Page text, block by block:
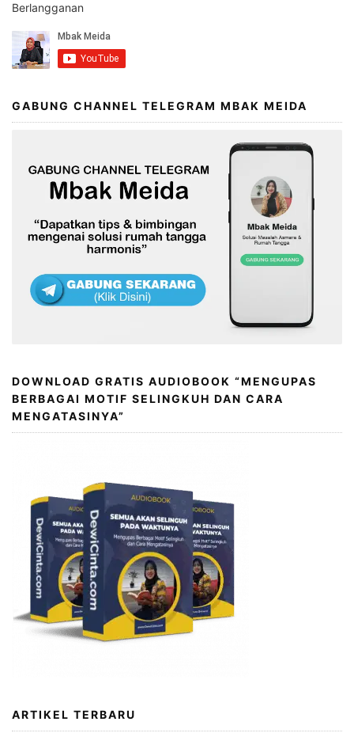
Berlangganan
GABUNG CHANNEL TELEGRAM MBAK MEIDA
DOWNLOAD GRATIS AUDIOBOOK “MENGUPAS
BERBAGAI MOTIF SELINGKUH DAN CARA
MENGATASINYA”
ARTIKEL TERBARU